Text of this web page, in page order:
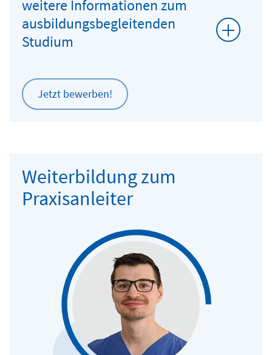
weitere Informationen zum
ausbildungsbegleitenden
Studium
Jetzt bewerben!
Weiterbildung zum
Praxisanleiter